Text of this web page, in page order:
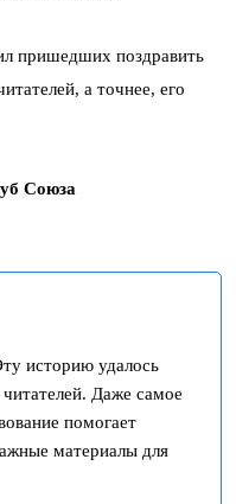
пришедших поздравить
а точнее, его
Союза
историю удалось
читателей. Даже самое
помогает
материалы для